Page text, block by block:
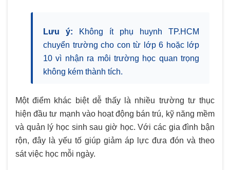
Lưu ý: Không ít phụ huynh TP.HCM
chuyển trường cho con từ lớp 6 hoặc lớp
10 vì nhận ra môi trường học quan trọng
không kém thành tích.
Một điểm khác biệt dễ thấy là nhiều trường tư thục
hiện đầu tư mạnh vào hoạt động bán trú, kỹ năng mềm
và quản lý học sinh sau giờ học. Với các gia đình bận
rộn, đây là yếu tố giúp giảm áp lực đưa đón và theo
sát việc học mỗi ngày.